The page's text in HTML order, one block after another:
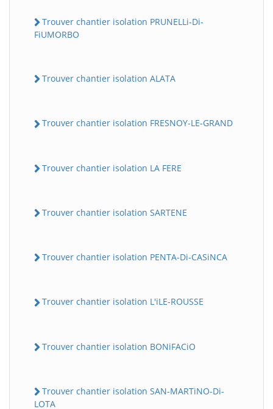
Trouver chantier isolation PRUNELLi-Di-
FiUMORBO
Trouver chantier isolation ALATA
Trouver chantier isolation FRESNOY-LE-GRAND
Trouver chantier isolation LA FERE
Trouver chantier isolation SARTENE
Trouver chantier isolation PENTA-Di-CASiNCA
Trouver chantier isolation L'iLE-ROUSSE
Trouver chantier isolation BONiFACiO
Trouver chantier isolation SAN-MARTiNO-Di-
LOTA